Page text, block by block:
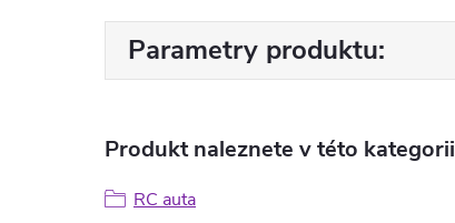
Parametry produktu:
Produkt naleznete v této kategorii
RC auta